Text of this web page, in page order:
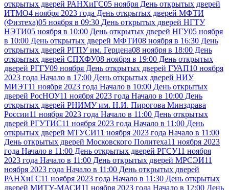
открытых дверей РАНХиГС05 ноября День открытых дверей
ИТМО4 ноября 2023 года День открытых дверей МФТИ
(Физтеха)05 ноября в 09:30 День открытых дверей НГТУ
НЭТИ05 ноября в 10:00 День открытых дверей НГУ05 ноября
в 10:00 День открытых дверей МФТИ08 ноября в 16:30 День
открытых дверей РГПУ им. Герцена08 ноября в 18:00 День
открытых дверей СПХФУ08 ноября в 19:00 День открытых
дверей РГГУ09 ноября День открытых дверей ГУАП10 ноября
2023 года Начало в 17:00 День открытых дверей НИУ
МИЭТ11 ноября 2023 года Начало в 10:00 День открытых
дверей РосНОУ11 ноября 2023 года Начало в 10:00 День
открытых дверей РНИМУ им. Н.И. Пирогова Минздрава
России11 ноября 2023 года Начало в 11:00 День открытых
дверей РГУТИС11 ноября 2023 года Начало в 11:00 День
открытых дверей МТУСИ11 ноября 2023 года Начало в 11:00
День открытых дверей Московского Политеха11 ноября 2023
года Начало в 11:00 День открытых дверей РГСУ11 ноября
2023 года Начало в 11:00 День открытых дверей МРСЭИ11
ноября 2023 года Начало в 11:00 День открытых дверей
РАНХиГС11 ноября 2023 года Начало в 11:30 День открытых
дверей МИТУ-МАСИ11 ноября 2023 года Начало в 12:00 День